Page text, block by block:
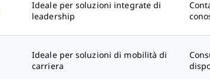
Ideale per soluzioni integrate di
leadership
Ideale per soluzioni di mobilità di
carriera